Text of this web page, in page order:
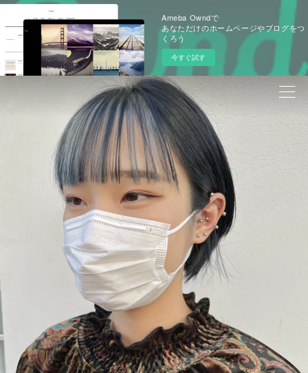
Ameba Owndで
あなただけのホームページやブログをつ
くろう
今すぐ試す